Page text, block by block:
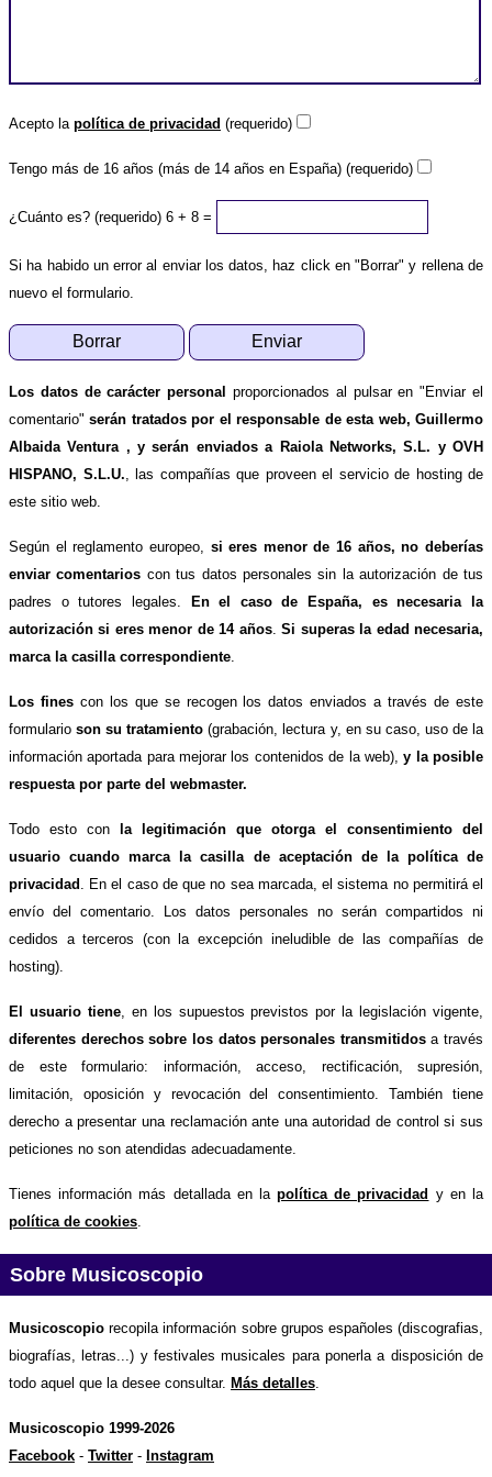
Acepto la política de privacidad (requerido)
Tengo más de 16 años (más de 14 años en España) (requerido)
¿Cuánto es? (requerido) 6 + 8 =
Si ha habido un error al enviar los datos, haz click en "Borrar" y rellena de
nuevo el formulario.
Los datos de carácter personal
proporcionados al pulsar en "Enviar el
comentario"serán tratados por el responsable de esta web, Guillermo
Albaida Ventura , y serán enviados a Raiola Networks, S.L. y OVH
HISPANO, S.L.U. , las compañías que proveen el servicio de hosting de
este sitio web.
Según el reglamento europeo, si eres menor de 16 años, no deberías
enviar comentarios con tus datos personales sin la autorización de tus
padres o tutores legales.
En el caso de España, es necesaria la
autorización si eres menor de 14 años.Si superas la edad necesaria,
marca la casilla correspondiente
Los finescon los que se recogen los datos enviados a través de este
formularioson su tratamiento (grabación, lectura y, en su caso, uso de la
información aportada para mejorar los contenidos de la web),y la posible
respuesta por parte del webmaster.
Todo esto con
la legitimación que otorga el consentimiento del
usuario cuando marca la casilla de aceptación de la política de
privacidad
. En el caso de que no sea marcada, el sistema no permitirá el
envío del comentario. Los datos personales no serán compartidos ni
cedidos a terceros (con la excepción ineludible de las compañías de
hosting).
El usuario tiene, en los supuestos previstos por la legislación vigente,
diferentes derechos sobre los datos personales transmitidosa través
de este formulario: información, acceso, rectificación, supresión,
limitación, oposición y revocación del consentimiento. También tiene
derecho a presentar una reclamación ante una autoridad de control si sus
peticiones no son atendidas adecuadamente.
Tienes información más detallada en lapolítica de privacidad y en la
política de cookies
Sobre Musicoscopio
Musicoscopio recopila información sobre grupos españoles (discografias,
biografías, letras...) y festivales musicales para ponerla a disposición de
todo aquel que la desee consultar. Más detalles.
Musicoscopio 1999-2026
Facebook - Twitter - Instagram